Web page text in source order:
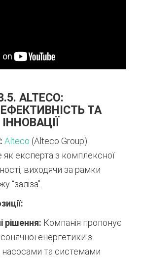
ALTECO:
ТА
ІННОВАЦІЇ
Alteco (Alteco Group)
як експерта з комплексної
виходячи за рамки
“заліза”.
рішення: Компанія пропонує
енергетики з
та системами